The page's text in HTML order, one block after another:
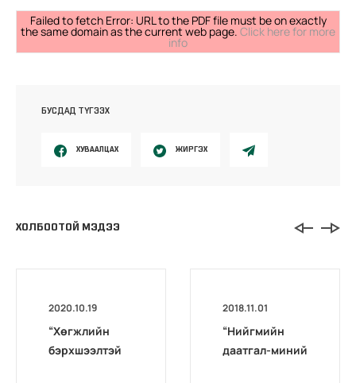
Failed to fetch Error: URL to the PDF file must be on exactly
the same domain as the current web page. Click here for more
info
БУСДАД ТҮГЭЭХ
ХУВААЛЦАХ ЖИРГЭХ
ХОЛБООТОЙ МЭДЭЭ
2020.10.19
“Хөгжлийн
бэрхшээлтэй
2018.11.01
“Нийгмийн
даатгал-миний